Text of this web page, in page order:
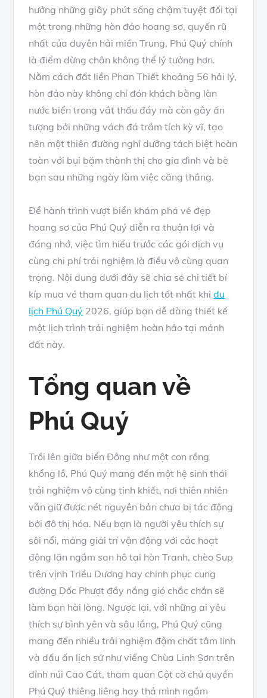
hưởng những giây phút sống chậm tuyệt đối tại
một trong những hòn đảo hoang sơ, quyến rũ
nhất của duyên hải miền Trung, Phú Quý chính
là điểm dừng chân không thể lý tưởng hơn.
Nằm cách đất liền Phan Thiết khoảng 56 hải lý,
hòn đảo này không chỉ đón khách bằng làn
nước biển trong vắt thấu đáy mà còn gây ấn
tượng bởi những vách đá trầm tích kỳ vĩ, tạo
nên một thiên đường nghỉ dưỡng tách biệt hoàn
toàn với bụi bặm thành thị cho gia đình và bè
bạn sau những ngày làm việc căng thẳng.
Để hành trình vượt biển khám phá vẻ đẹp
hoang sơ của Phú Quý diễn ra thuận lợi và
đáng nhớ, việc tìm hiểu trước các gói dịch vụ
cùng chi phí trải nghiệm là điều vô cùng quan
trọng. Nội dung dưới đây sẽ chia sẻ chi tiết bí
kíp mua vé tham quan du lịch tốt nhất khidu
lịch Phú Quý 2026, giúp bạn dễ dàng thiết kế
một lịch trình trải nghiệm hoàn hảo tại mảnh
đất này.
Tổng quan về
Phú Quý
Trồi lên giữa biển Đông như một con rồng
khổng lồ, Phú Quý mang đến một hệ sinh thái
trải nghiệm vô cùng tinh khiết, nơi thiên nhiên
vẫn giữ được nét nguyên bản chưa bị tác động
bởi đô thị hóa. Nếu bạn là người yêu thích sự
sôi nổi, mảng giải trí vận động với các hoạt
động lặn ngắm san hô tại hòn Tranh, chèo Sup
trên vịnh Triều Dương hay chinh phục cung
đường Dốc Phượt đầy nắng gió chắc chắn sẽ
làm bạn hài lòng. Ngược lại, với những ai yêu
thích sự bình yên và sâu lắng, Phú Quý cũng
mang đến nhiều trải nghiệm đậm chất tâm linh
và dấu ấn lịch sử như viếng Chùa Linh Sơn trên
đỉnh núi Cao Cát, tham quan Cột cờ chủ quyền
Phú Quý thiêng liêng hay thả mình ngắm